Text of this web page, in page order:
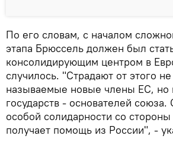
По его словам, с началом
этапа Брюссель должен был
консолидирующим центром в
случилось. "Страдают от этого
называемые новые члены ЕС, но
государств - основателей
особой солидарности со
получает помощь из России", -